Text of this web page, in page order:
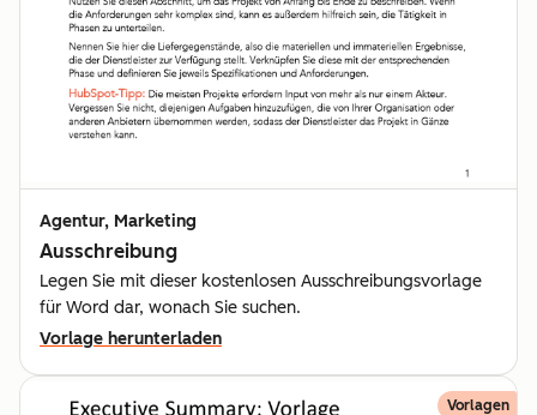
Agentur, Marketing
Ausschreibung
Legen Sie mit dieser kostenlosen Ausschreibungsvorlage
für Word dar, wonach Sie suchen.
Vorlage herunterladen
Vorlagen